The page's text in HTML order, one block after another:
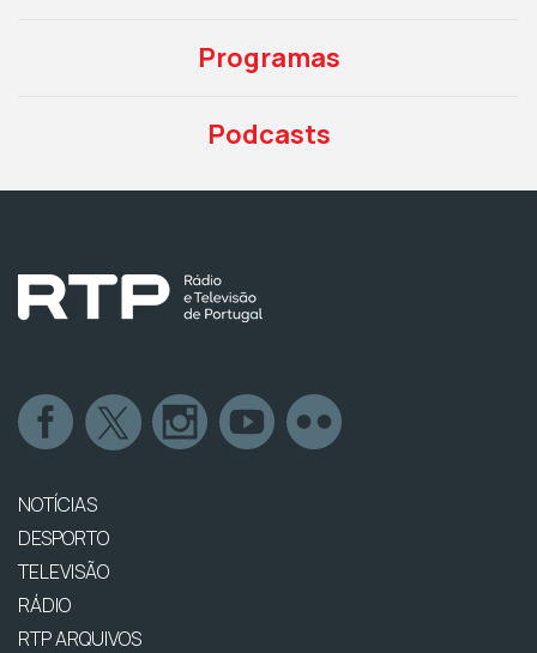
Programas
Podcasts
NOTÍCIAS
DESPORTO
TELEVISÃO
RÁDIO
RTP ARQUIVOS